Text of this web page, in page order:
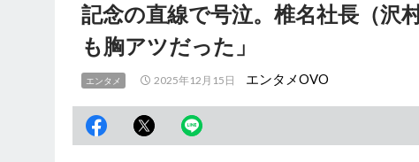
記念の直線で号泣。椎名社長（沢
も胸アツだった」
エンタメ 2025年12月15日 エンタメOVO